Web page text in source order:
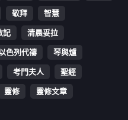
敬拜
智慧
記
清晨妥拉
色列代禱
琴與爐
考門夫人
聖經
靈修 靈修文章